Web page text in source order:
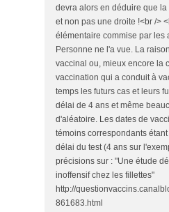
devra alors en déduire que
et non pas une droite !<br />
élémentaire commise par les
Personne ne l'a vue. La
vaccinal ou, mieux encore la
vaccination qui a conduit à
temps les futurs cas et leurs
délai de 4 ans et même
d'aléatoire. Les dates de
témoins correspondants
délai du test (4 ans sur
précisions sur : "Une étude
inoffensif chez les fillettes"
http://
861683.html